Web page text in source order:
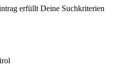
erfüllt Deine Suchkriterien